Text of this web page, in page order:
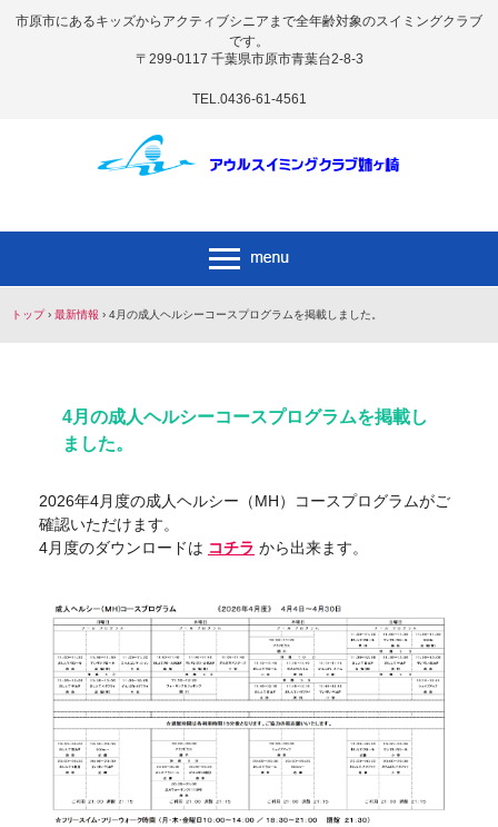
市原市にあるキッズからアクティブシニアまで全年齢対象のスイミングクラブ
です。
〒299-0117 千葉県市原市青葉台2-8-3
TEL.0436-61-4561
トップ › 最新情報 › 4月の成人ヘルシーコースプログラムを掲載しました。
4月の成人ヘルシーコースプログラムを掲載し
ました。
2026年4月度の成人ヘルシー（MH）コースプログラムがご
確認いただけます。
4月度のダウンロードは コチラ から出来ます。